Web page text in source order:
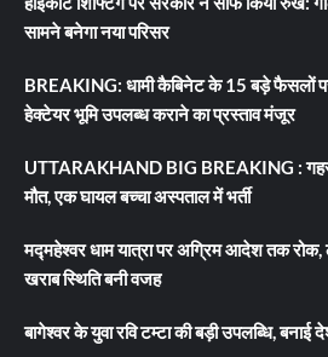
सामने बनेगा नया परिसर
BREAKING: धामी कैबिनेट के 15 बड़े फैसलों पर
हेक्टेयर भूमि उपलब्ध कराने का प्रस्ताव मंजूर
UTTARAKHAND BIG BREAKING : गहरी
मौत, एक घायल बच्चा अस्पताल में भर्ती
मद्महेश्वर धाम यात्रा पर अग्रिम आदेश तक
खराब स्थिति बनी वजह
बागेश्वर के युवा रवि टम्टा की बड़ी उपलब्धि, बनाई